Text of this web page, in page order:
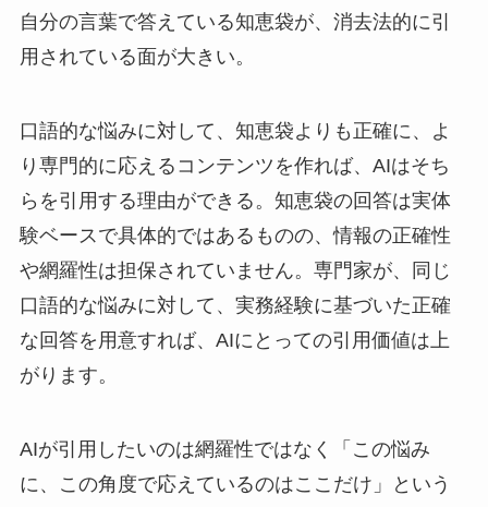
自分の言葉で答えている知恵袋が、消去法的に引
用されている面が大きい。
口語的な悩みに対して、知恵袋よりも正確に、よ
り専門的に応えるコンテンツを作れば、AIはそち
らを引用する理由ができる。知恵袋の回答は実体
験ベースで具体的ではあるものの、情報の正確性
や網羅性は担保されていません。専門家が、同じ
口語的な悩みに対して、実務経験に基づいた正確
な回答を用意すれば、AIにとっての引用価値は上
がります。
AIが引用したいのは網羅性ではなく「この悩み
に、この角度で応えているのはここだけ」という